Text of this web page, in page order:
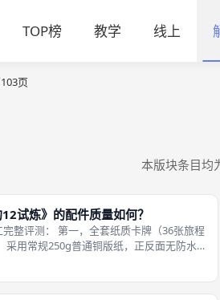
TOP榜 教学 线上
页
本版块条目均
12试炼》的配件质量如何？
整评测： 第一，全套纸质卡牌（36张旅程
采用常规250g普通铜版纸，正反面无防水
、黄三色